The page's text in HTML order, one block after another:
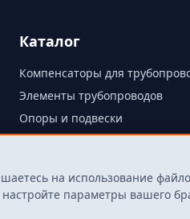
Каталог
Компенсаторы для
Элементы трубопроводов
Опоры и подвески
Склад
на использование
параметры вашего